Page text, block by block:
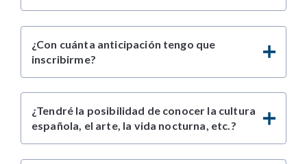
¿Con cuánta anticipación tengo que
inscribirme?
¿Tendré la posibilidad de conocer la cultura
española, el arte, la vida nocturna, etc.?